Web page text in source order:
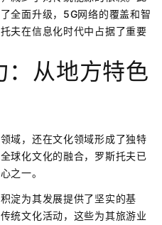
全面升级，5G网络的覆盖和智
夫在信息化时代中占据了重要
从地方特色
域，还在文化领域形成了独特
球化文化的融合，罗斯托夫已
之一。
淀为其发展提供了坚实的基
统文化活动，这些为其旅游业